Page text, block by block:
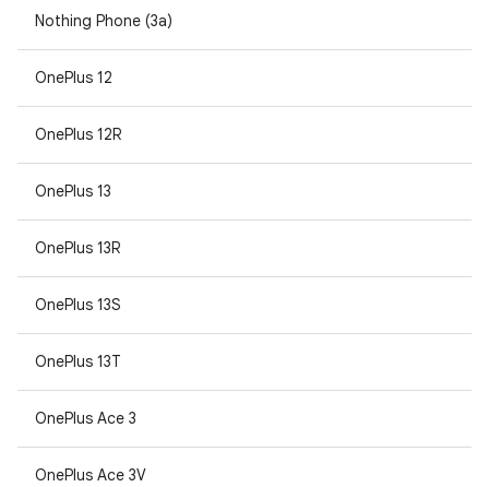
Nothing Phone (3a)
OnePlus 12
OnePlus 12R
OnePlus 13
OnePlus 13R
OnePlus 13S
OnePlus 13T
OnePlus Ace 3
OnePlus Ace 3V